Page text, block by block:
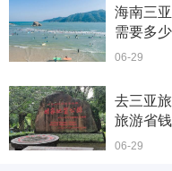
海南三
需要多
06-29
去三亚
旅游省
06-29